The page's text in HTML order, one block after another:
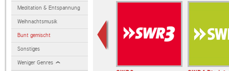
Meditation & Entspannung
Weihnachtsmusik
Bunt gemischt
Sonstiges
Weniger Genres